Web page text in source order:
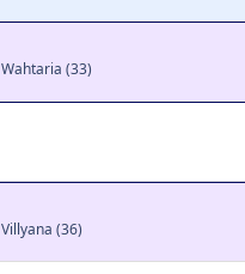
Wahtaria (33)
Villyana (36)